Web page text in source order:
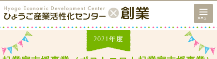
2021年度